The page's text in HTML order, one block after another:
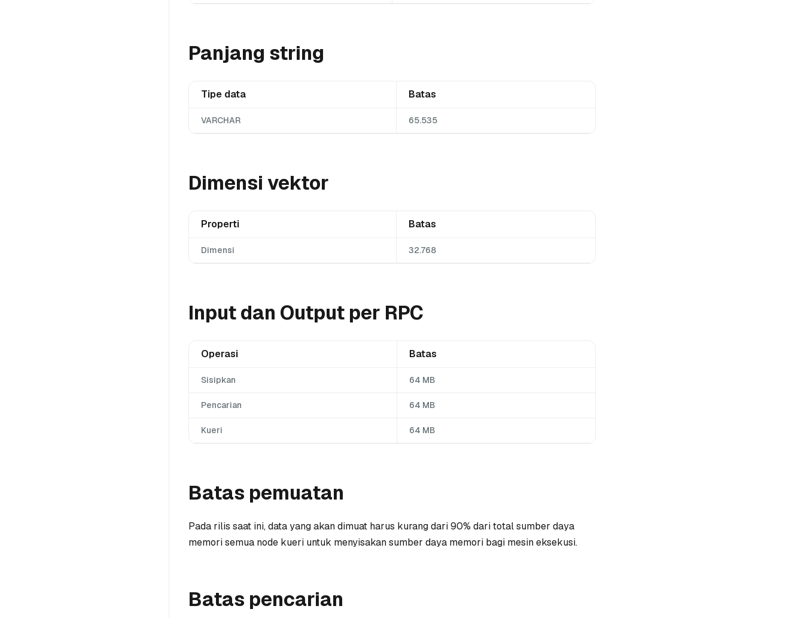
Panjang string
Tipe data Batas
VARCHAR 65.535
Dimensi vektor
Properti Batas
Dimensi 32.768
Input dan Output per RPC
Operasi Batas
Sisipkan 64 MB
Pencarian 64 MB
Kueri 64 MB
Batas pemuatan
Pada rilis saat ini, data yang akan dimuat harus kurang dari 90% dari total sumber daya
memori semua node kueri untuk menyisakan sumber daya memori bagi mesin eksekusi.
Batas pencarian